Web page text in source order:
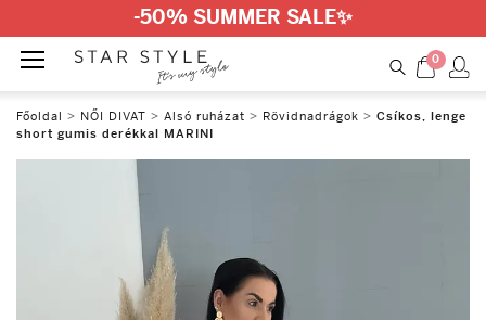
-50% SUMMER SALE✨
0
Főoldal > NŐI DIVAT > Alsó ruházat > Rövidnadrágok > Csíkos, lenge
short gumis derékkal MARINI